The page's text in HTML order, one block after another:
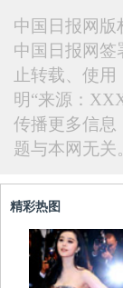
中国日报网版
中国日报网签
止转载、使
明“来源：
传播更多信息
题与本网无关
精彩热图